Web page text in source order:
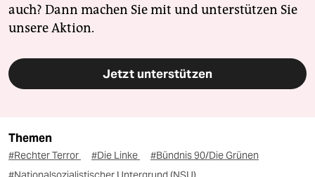
auch? Dann machen Sie mit und unterstützen Sie
unsere Aktion.
Jetzt unterstützen
Themen
#Rechter Terror #Die Linke
#Bündnis 90/Die Grünen